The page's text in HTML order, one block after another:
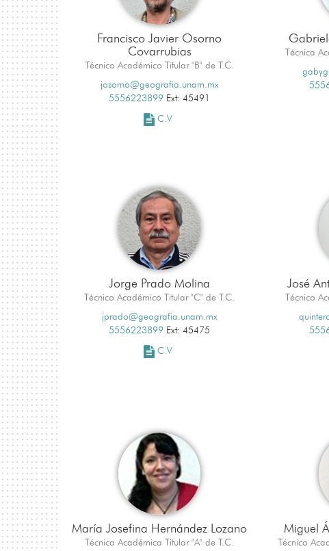
Francisco Javier Osorno
Covarrubias
Técnico Académico Titular "B" de T.C.
josorno@geografia.unam.mx
5556223899 Ext: 45491
C.V
Técnica
Jorge Prado Molina
Técnico Académico Titular "C" de T.C.
jprado@geografia.unam.mx
5556223899 Ext: 45475
C.V
José
Técnico
María Josefina Hernández Lozano
Técnica Académica Titular "A" de T.C.
Miguel
Técnico